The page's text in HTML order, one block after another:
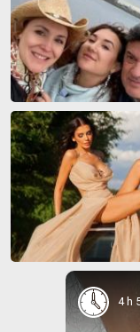
4 h